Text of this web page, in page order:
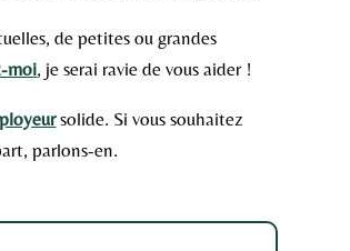
de petites ou grandes
moi, je serai ravie de vous aider !
solide. Si vous souhaitez
parlons-en.